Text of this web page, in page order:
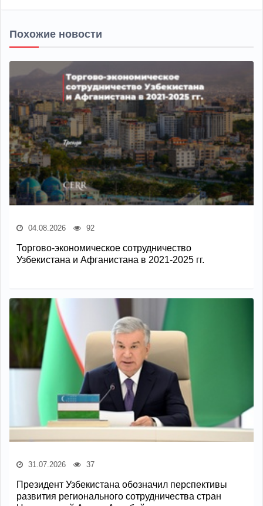
Похожие новости
04.08.2026 92
Торгово-экономическое сотрудничество
Узбекистана и Афганистана в 2021-2025 гг.
31.07.2026 37
Президент Узбекистана обозначил перспективы
развития регионального сотрудничества стран